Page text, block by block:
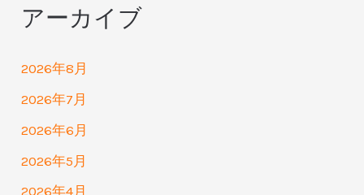
アーカイブ
2026年8月
2026年7月
2026年6月
2026年5月
2026年4月